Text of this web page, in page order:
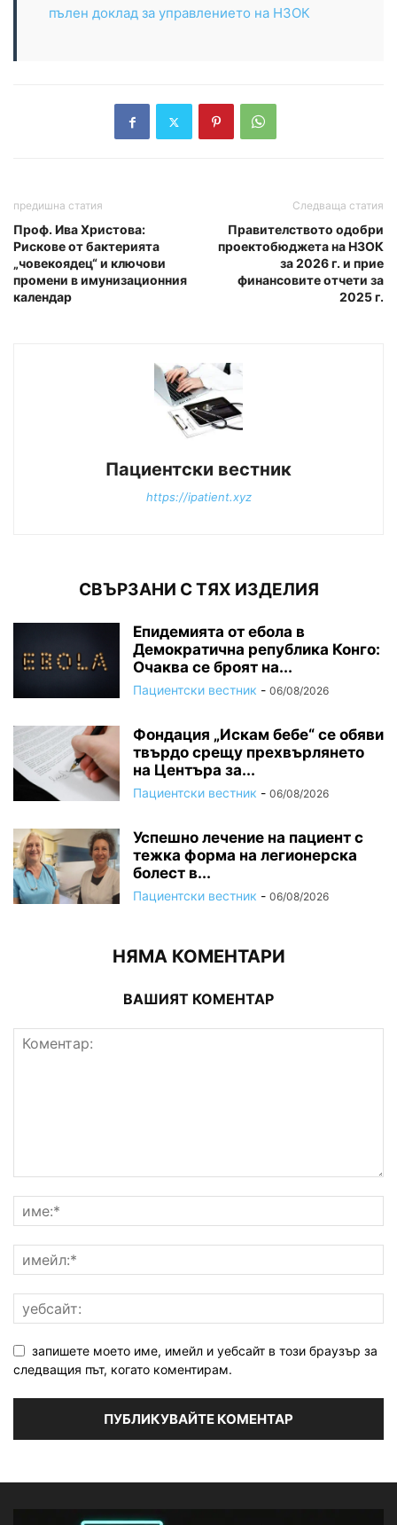
пълен доклад за управлението на НЗОК
предишна статия
Проф. Ива Христова:
Рискове от бактерията
„човекоядец“ и ключови
промени в имунизационния
календар
Следваща статия
Правителството одобри
проектобюджета на НЗОК
за 2026 г. и прие
финансовите отчети за
2025 г.
Пациентски вестник
https://ipatient.xyz
СВЪРЗАНИ С ТЯХ ИЗДЕЛИЯ
Епидемията от ебола в
Демократична република Конго:
Очаква се броят на...
Пациентски вестник - 06/08/2026
Фондация „Искам бебе“ се обяви
твърдо срещу прехвърлянето
на Центъра за...
Пациентски вестник - 06/08/2026
Успешно лечение на пациент с
тежка форма на легионерска
болест в...
Пациентски вестник - 06/08/2026
НЯМА КОМЕНТАРИ
ВАШИЯТ КОМЕНТАР
запишете моето име, имейл и уебсайт в този браузър за
следващия път, когато коментирам.